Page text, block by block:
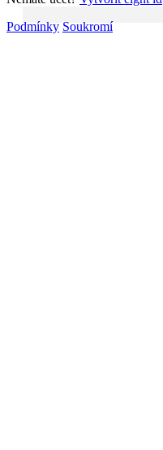
Podmínky Soukromí